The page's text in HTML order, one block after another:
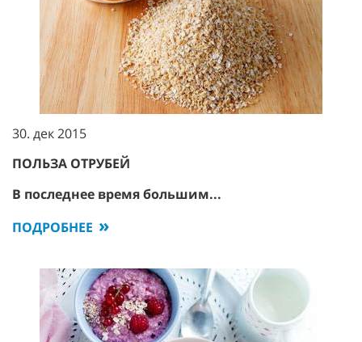
30. дек 2015
ПОЛЬЗА ОТРУБЕЙ
В последнее время большим...
ПОДРОБНЕЕ